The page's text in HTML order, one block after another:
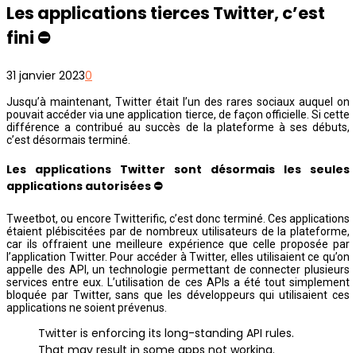
Les applications tierces Twitter, c’est
fini ⛔
31 janvier 20230
Jusqu’à maintenant, Twitter était l’un des rares sociaux auquel on
pouvait accéder via une application tierce, de façon officielle. Si cette
différence a contribué au succès de la plateforme à ses débuts,
c’est désormais terminé.
Les applications Twitter sont désormais les seules
applications autorisées ⛔
Tweetbot, ou encore Twitterific, c’est donc terminé. Ces applications
étaient plébiscitées par de nombreux utilisateurs de la plateforme,
car ils offraient une meilleure expérience que celle proposée par
l’application Twitter. Pour accéder à Twitter, elles utilisaient ce qu’on
appelle des API, un technologie permettant de connecter plusieurs
services entre eux. L’utilisation de ces APIs a été tout simplement
bloquée par Twitter, sans que les développeurs qui utilisaient ces
applications ne soient prévenus.
Twitter is enforcing its long-standing API rules.
That may result in some apps not working.